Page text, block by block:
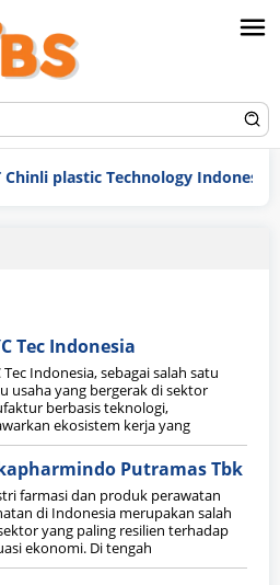
plastic Technology Indonesia
Tec Indonesia
Tec Indonesia, sebagai salah satu
usaha yang bergerak di sektor
berbasis teknologi,
ekosistem kerja yang
Putramas Tbk
farmasi dan produk perawatan
di Indonesia merupakan salah
yang paling resilien terhadap
ekonomi. Di tengah